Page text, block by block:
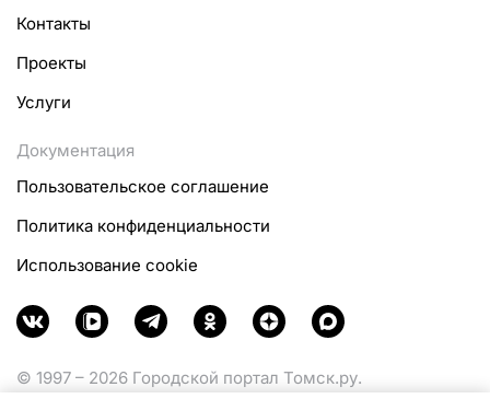
Контакты
Проекты
Услуги
Документация
Пользовательское соглашение
Политика конфиденциальности
Использование cookie
© 1997 – 2026 Городской портал Томск.ру.